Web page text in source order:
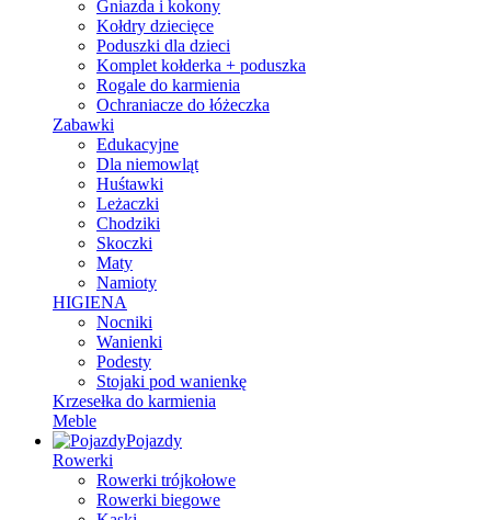
Gniazda i kokony
Kołdry dziecięce
Poduszki dla dzieci
Komplet kołderka + poduszka
Rogale do karmienia
Ochraniacze do łóżeczka
Zabawki
Edukacyjne
Dla niemowląt
Huśtawki
Leżaczki
Chodziki
Skoczki
Maty
Namioty
HIGIENA
Nocniki
Wanienki
Podesty
Stojaki pod wanienkę
Krzesełka do karmienia
Meble
Pojazdy
Rowerki
Rowerki trójkołowe
Rowerki biegowe